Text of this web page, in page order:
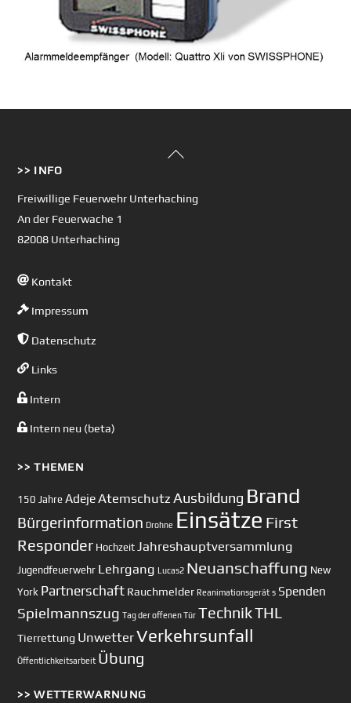
Back
>> INFO
Freiwillige Feuerwehr Unterhaching
An der Feuerwache 1
82008 Unterhaching
Kontakt
Impressum
Datenschutz
Links
Intern
Intern neu (beta)
>> THEMEN
150 Jahre AdejeAtemschutz Ausbildung Brand
Bürgerinformation Drohne Einsätze First
Responder Hochzeit Jahreshauptversammlung
Jugendfeuerwehr Lehrgang Lucas2 Neuanschaffung New
York Partnerschaft Rauchmelder Reanimationsgerät s Spenden
Spielmannszug Tag der offenen Tür TechnikTHL
Tierrettung UnwetterVerkehrsunfall
Öffentlichkeitsarbeit Übung
>> WETTERWARNUNG